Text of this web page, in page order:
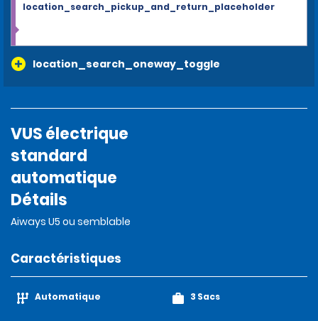
location_search_oneway_toggle
location_search_pickup_and_return_placeholder
VUS électrique
standard
automatique
Détails
Aiways U5 ou semblable
Caractéristiques
Automatique 3 Sacs